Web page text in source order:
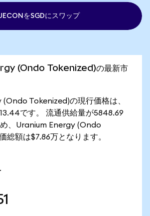
をSGDにスワップ
(Ondo Tokenized)の最新市
Tokenized)の現行価格は、
です。 流通供給量が5848.69
、Uranium Energy (Ondo
総額は$7.86万となります。